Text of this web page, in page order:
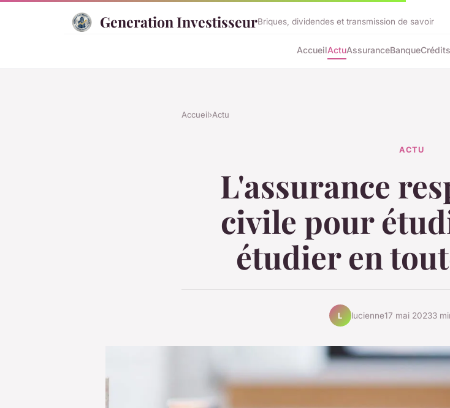
Generation InvestisseurBriques, dividendes et transmission de savoir
AccueilActuAssuranceBanqueCrédits
Accueil›Actu
ACTU
L'assurance
civile pour
étudier en
L lucienne17 mai 20233